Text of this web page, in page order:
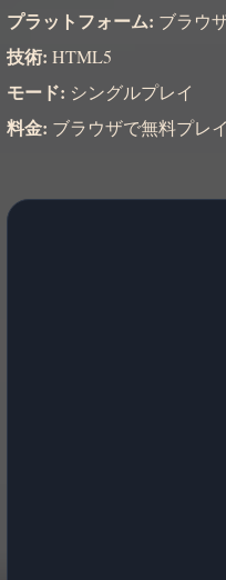
プラットフォーム: ブラウ
技術: HTML5
モード: シングルプレイ
料金: ブラウザで無料プレイ